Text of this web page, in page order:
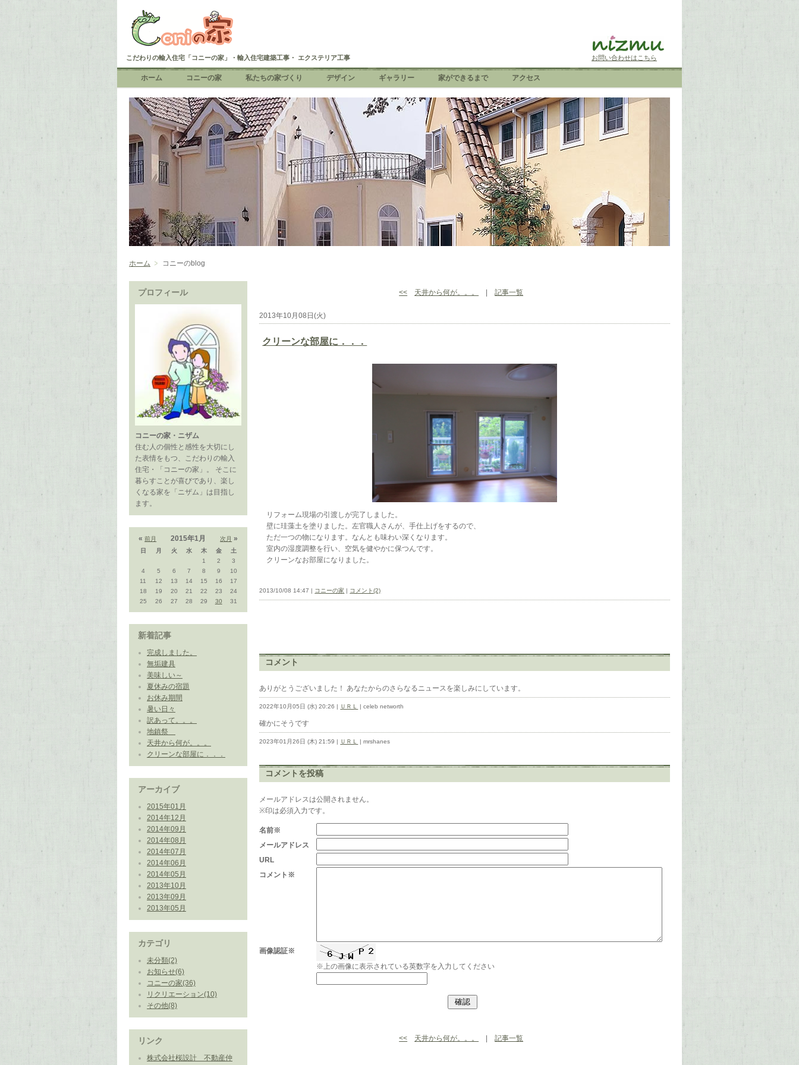
こだわりの輸入住宅「コニーの家」・輸入住宅建築工事・ エクステリア工事 お問い合わせはこちら
ホーム コニーの家 私たちの家づくり デザイン ギャラリー 家ができるまで アクセス
ホーム コニーのblog
プロフィール
コニーの家・ニザム
住む人の個性と感性を大切にし
た表情をもつ、こだわりの輸入
住宅・「コニーの家」。 そこに
暮らすことが喜びであり、楽し
くなる家を「ニザム」は目指し
ます。
«前月 次月 »
2015年1月
日 月 火 水 木 金
土
1
2
3
4
5 6 7 8 9
10
11
12 13 14 15 16
17
18
19 20 21 22 23
24
25
26 27 28 29 30 31
新着記事
完成しました。
無垢建具
美味しい～
夏休みの宿題
お休み期間
暑い日々
訳あって。。。
地鎮祭
天井から何が。。。
クリーンな部屋に．．．
アーカイブ
2015年01月
2014年12月
2014年09月
2014年08月
2014年07月
2014年06月
2014年05月
2013年10月
2013年09月
2013年05月
カテゴリ
未分類(2)
お知らせ(6)
コニーの家(36)
リクリエーション(10)
その他(8)
リンク
株式会社桜設計 不動産仲
<< 天井から何が。。。 |記事一覧
2013年10月08日(火)
クリーンな部屋に．．．
リフォーム現場の引渡しが完了しました。
壁に珪藻土を塗りました。左官職人さんが、手仕上げをするので、
ただ一つの物になります。なんとも味わい深くなります。
室内の湿度調整を行い、空気を健やかに保つんです。
クリーンなお部屋になりました。
2013/10/08 14:47 | コニーの家 | コメント(2)
コメント
ありがとうございました！ あなたからのさらなるニュースを楽しみにしています。
2022年10月05日 (水) 20:26 | ＵＲＬ | celeb networth
確かにそうです
2023年01月26日 (木) 21:59 | ＵＲＬ | mrshanes
コメントを投稿
メールアドレスは公開されません。
※印は必須入力です。
名前※
メールアドレス
URL
コメント※
画像認証※
※上の画像に表示されている英数字を入力してください
<< 天井から何が。。。 |記事一覧